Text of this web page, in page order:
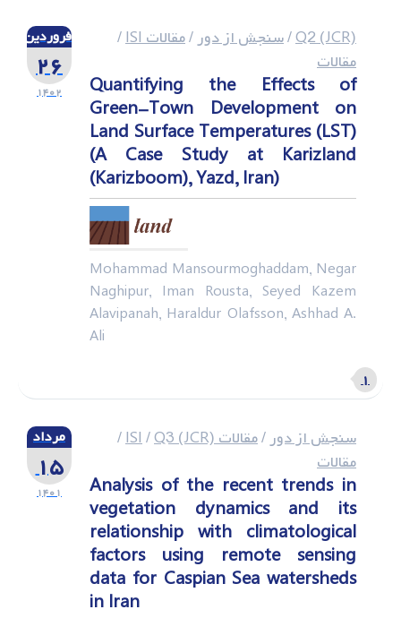
فروردین
۲۶
۱۴۰۲
Q2 (JCR)
/سنجش از دور/مقالات ISI
/
مقالات
Quantifying the Effects of
Green-Town Development on
Land Surface Temperatures (LST)
(A Case Study at Karizland
(Karizboom), Yazd, Iran)
Mohammad Mansourmoghaddam, Negar
Naghipur, Iman Rousta, Seyed Kazem
Alavipanah, Haraldur Olafsson, Ashhad A.
Ali
۱
مرداد
۱۵
۱۴۰۱
سنجش از دور/مقالات ISI /Q3 (JCR)
/
مقالات
Analysis of the recent trends in
vegetation dynamics and its
relationship with climatological
factors using remote sensing
data for Caspian Sea watersheds
in Iran